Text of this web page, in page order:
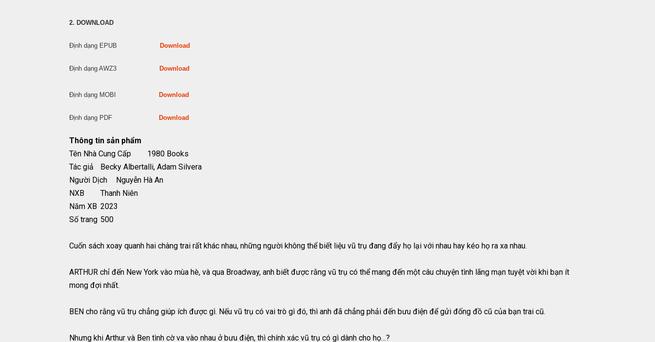
2. DOWNLOAD
Định dạng EPUB Download
Định dạng AWZ3 Download
Định dạng MOBI Download
Định dạng PDF Download
Thông tin sản phẩm
Tên Nhà Cung Cấp
1980 Books
Tác giả
Becky Albertalli, Adam Silvera
Người Dịch
Nguyễn Hà An
NXB
Thanh Niên
Năm XB 2023
Số trang 500
Cuốn sách xoay quanh hai chàng trai rất khác nhau, những người không thể biết liệu vũ trụ đang đẩy họ lại với nhau hay kéo họ ra xa nhau.
ARTHUR chỉ đến New York vào mùa hè, và qua Broadway, anh biết được rằng vũ trụ có thể mang đến một câu chuyện tình lãng mạn tuyệt vời khi bạn ít
mong đợi nhất.
BEN cho rằng vũ trụ chẳng giúp ích được gì. Nếu vũ trụ có vai trò gì đó, thì anh đã chẳng phải đến bưu điện để gửi đống đồ cũ của bạn trai cũ.
Nhưng khi Arthur và Ben tình cờ va vào nhau ở bưu điện, thì chính xác vũ trụ có gì dành cho họ…?